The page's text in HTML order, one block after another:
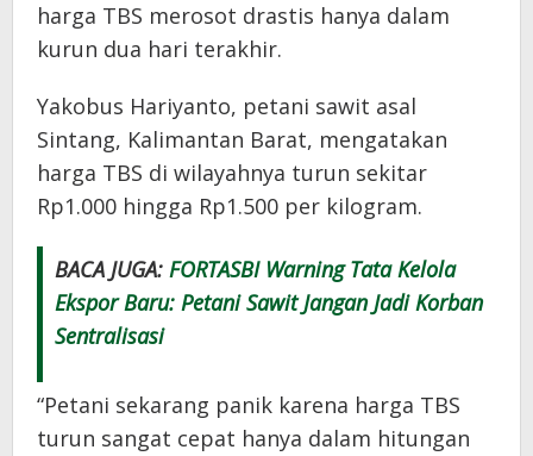
harga TBS merosot drastis hanya dalam
kurun dua hari terakhir.
Yakobus Hariyanto, petani sawit asal
Sintang, Kalimantan Barat, mengatakan
harga TBS di wilayahnya turun sekitar
Rp1.000 hingga Rp1.500 per kilogram.
BACA JUGA: FORTASBI Warning Tata Kelola
Ekspor Baru: Petani Sawit Jangan Jadi Korban
Sentralisasi
“Petani sekarang panik karena harga TBS
turun sangat cepat hanya dalam hitungan